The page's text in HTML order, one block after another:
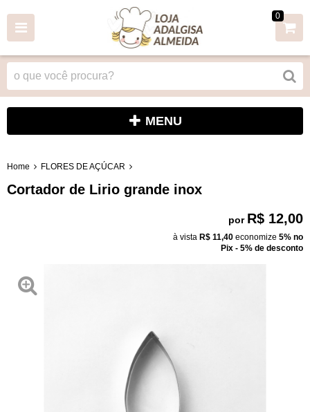
0
MENU
Home FLORES DE AÇÚCAR
Cortador de Lirio grande inox
por R$ 12,00
à vista R$ 11,40 economize 5% no
Pix - 5% de desconto